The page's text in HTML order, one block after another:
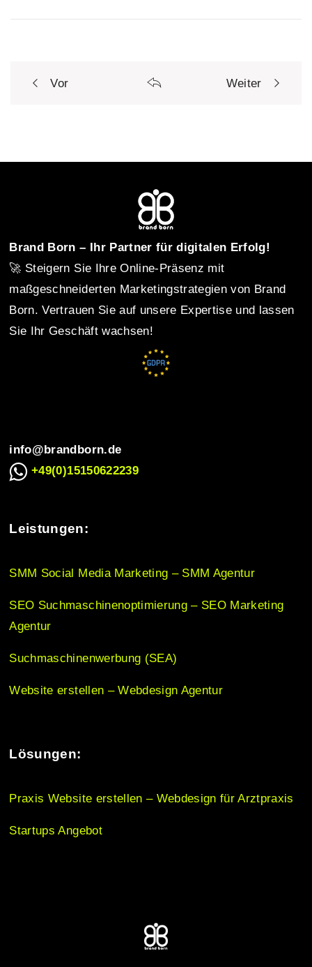
t
n
a
i
g
a
t
i
o
Vor Weiter
Brand Born – Ihr Partner für digitalen Erfolg!
🚀 Steigern Sie Ihre Online-Präsenz mit
maßgeschneiderten Marketingstrategien von Brand
Born. Vertrauen Sie auf unsere Expertise und lassen
Sie Ihr Geschäft wachsen!
info@brandborn.de
+49(0)15150622239
Leistungen:
SMM Social Media Marketing – SMM Agentur
SEO Suchmaschinenoptimierung – SEO Marketing
Agentur
Suchmaschinenwerbung (SEA)
Website erstellen – Webdesign Agentur
Lösungen:
Praxis Website erstellen – Webdesign für Arztpraxis
Startups Angebot